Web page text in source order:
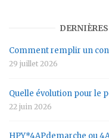
Comment remplir un
29 juillet 2026
Quelle évolution pour le
22 juin 2026